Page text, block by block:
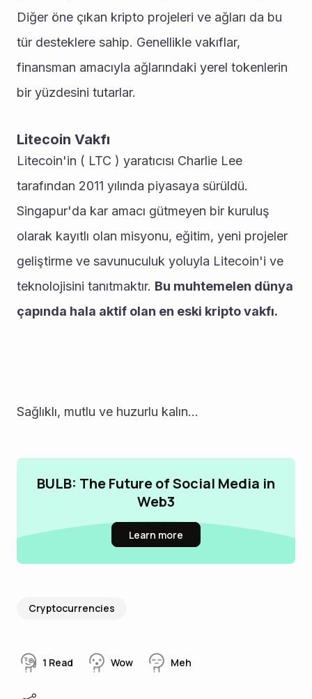
Diğer öne çıkan kripto projeleri ve ağları da bu
tür desteklere sahip. Genellikle vakıflar,
finansman amacıyla ağlarındaki yerel tokenlerin
bir yüzdesini tutarlar.
Litecoin Vakfı
Litecoin'in ( LTC ) yaratıcısı Charlie Lee
tarafından 2011 yılında piyasaya sürüldü.
Singapur'da kar amacı gütmeyen bir kuruluş
olarak kayıtlı olan misyonu, eğitim, yeni projeler
geliştirme ve savunuculuk yoluyla Litecoin'i ve
teknolojisini tanıtmaktır. Bu muhtemelen dünya
çapında hala aktif olan en eski kripto vakfı.
Sağlıklı, mutlu ve huzurlu kalın...
BULB: The Future of Social Media in
Web3
Learn more
Cryptocurrencies
1 Read Wow Meh